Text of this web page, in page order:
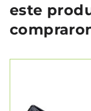
este